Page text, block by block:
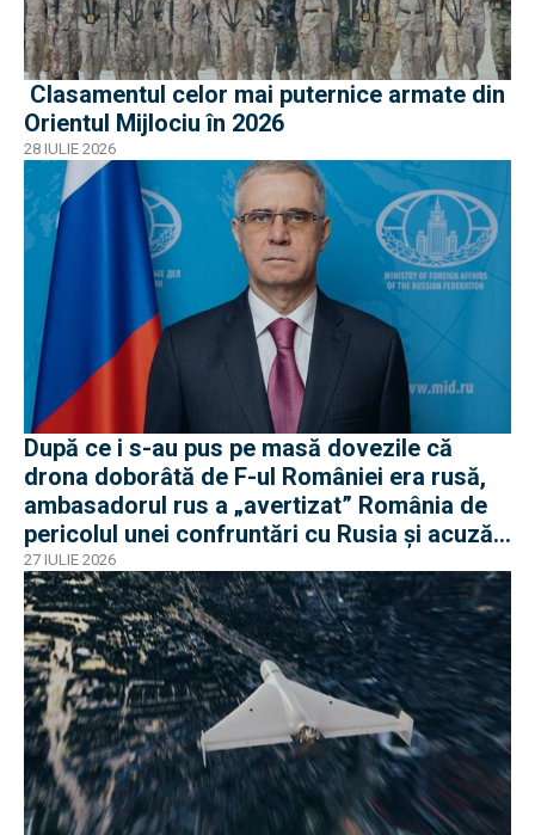
Clasamentul celor mai puternice armate din
Orientul Mijlociu în 2026
28 IULIE 2026
După ce i s-au pus pe masă dovezile că
drona doborâtă de F-ul României era rusă,
ambasadorul rus a „avertizat” România de
pericolul unei confruntări cu Rusia și acuză
o „înscenare propagandistă”
27 IULIE 2026